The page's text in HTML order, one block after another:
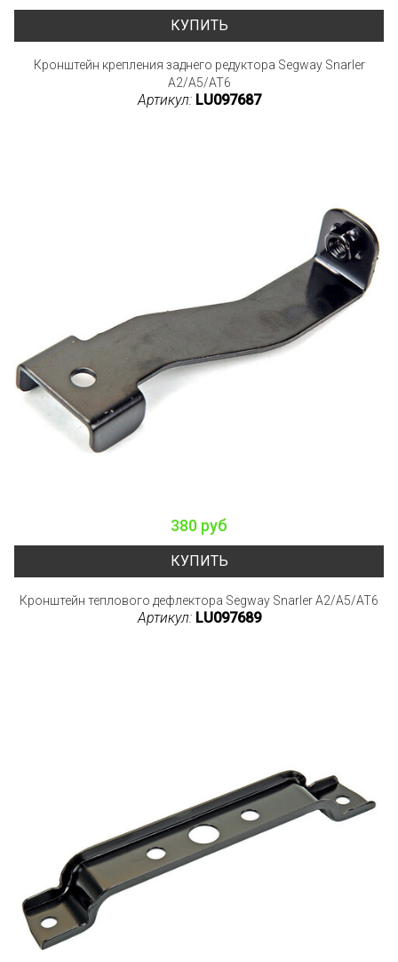
КУПИТЬ
Кронштейн крепления заднего редуктора Segway Snarler
A2/A5/AT6
Артикул: LU097687
380 руб
КУПИТЬ
Кронштейн теплового дефлектора Segway Snarler A2/A5/AT6
Артикул: LU097689